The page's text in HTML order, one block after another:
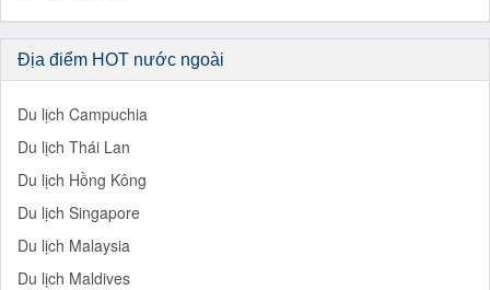
Địa điểm HOT nước ngoài
Du lịch Campuchia
Du lịch Thái Lan
Du lịch Hồng Kông
Du lịch Singapore
Du lịch Malaysia
Du lịch Maldives